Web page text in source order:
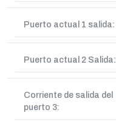
Puerto actual 1 salida:
Puerto actual 2 Salida:
Corriente de salida del
puerto 3: